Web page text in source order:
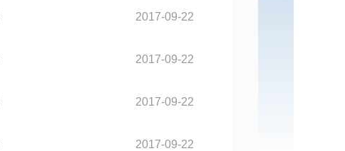
2017-09-22
2017-09-22
2017-09-22
2017-09-22